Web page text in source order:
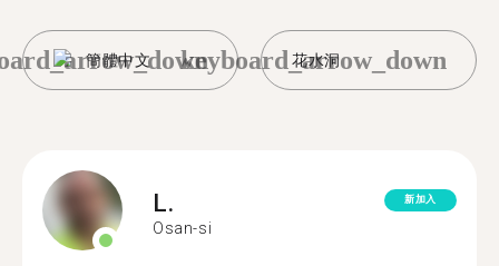
簡體中文 花水洞
keyboard_arrow_down
L.
Osan-si
新加入